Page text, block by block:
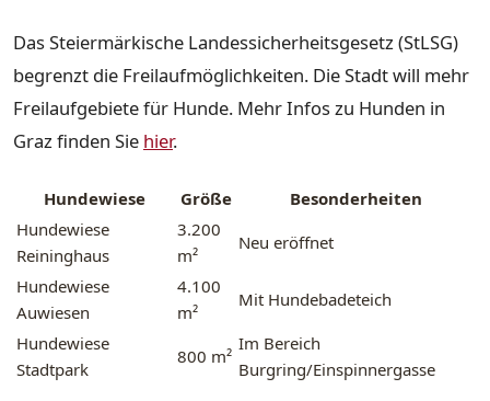
Das Steiermärkische Landessicherheitsgesetz (StLSG)
begrenzt die Freilaufmöglichkeiten. Die Stadt will mehr
Freilaufgebiete für Hunde. Mehr Infos zu Hunden in
Graz finden Sie hier.
Hundewiese Größe
Besonderheiten
Hundewiese
Reininghaus
3.200
m²
Neu eröffnet
Hundewiese
Auwiesen
4.100
m²
Mit Hundebadeteich
Hundewiese
Stadtpark
800 m²
Im Bereich
Burgring/Einspinnergasse